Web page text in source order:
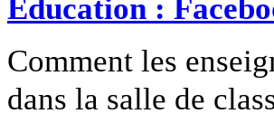
Education :
Comment les
dans la salle de